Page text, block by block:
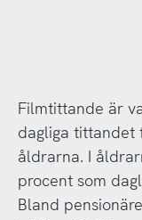
Filmtittande är
dagliga tittandet
åldrarna. I
procent som
Bland